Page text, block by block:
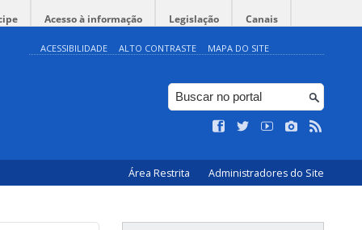
Acesso à informação Legislação Canais
ACESSIBILIDADE ALTO CONTRASTE MAPA DO SITE
Área Restrita Administradores do Site